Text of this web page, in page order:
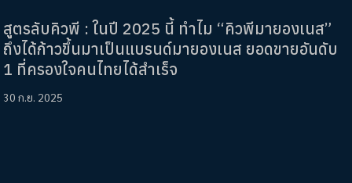
สูตรลับคิวพี : ในปี 2025 นี้ ทำไม “คิวพีมายองเนส”
ถึงได้ก้าวขึ้นมาเป็นแบรนด์มายองเนส ยอดขายอันดับ
1 ที่ครองใจคนไทยได้สำเร็จ
30 ก.ย. 2025